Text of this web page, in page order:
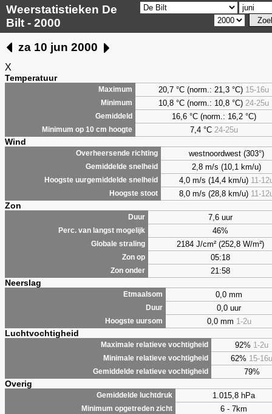
Weerstatistieken De
Bilt - 2000
za 10 jun 2000
X
Temperatuur
Maximum 20,7 °C (norm.: 21,3 °C) 15-16u
Minimum 10,8 °C (norm.: 10,8 °C) 24-25u
Gemiddeld 16,6 °C (norm.: 16,2 °C)
Minimum op 10 cm hoogte 7,4°C 24-25u
Wind
Overheersende richting westnoordwest (303°)
Gemiddelde snelheid 2,8 m/s (10,1 km/u)
Hoogste uurgemiddelde snelheid 4,0 m/s (14,4 km/u) 11-
Hoogste stoot 8,0 m/s (28,8 km/u) 11-
Zon
Duur 7,6 uur
Perc. van langst mogelijk 46%
Globale straling 2184 J/cm² (252,8 W/m²)
Zon op 05:18
Zon onder 21:58
Neerslag
Etmaalsom 0,0 mm
Duur 0,0 uur
Hoogste uursom 0,0 mm 1-2u
Luchtvochtigheid
Maximale relatieve vochtigheid 92% 1-2u
Minimale relatieve vochtigheid 62% 15-16u
Gemiddelde relatieve vochtigheid 79%
Overig
Gemiddelde luchtdruk 1.015,8 hPa
Minimum opgetreden zicht 6 - 7km